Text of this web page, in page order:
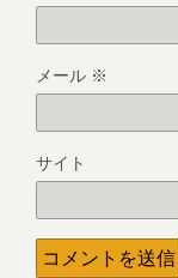
メール ※
サイト